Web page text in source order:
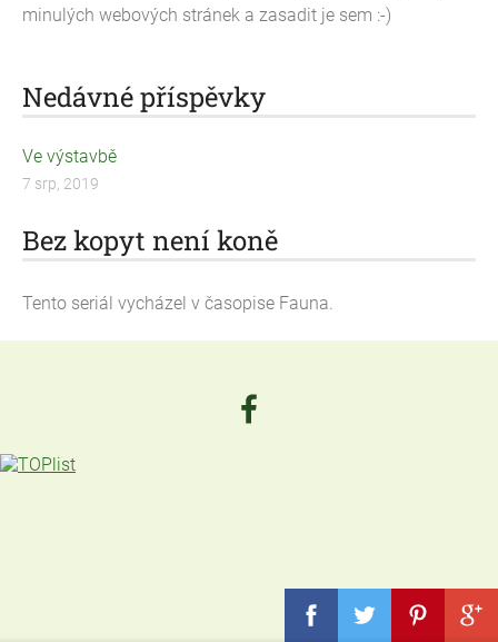
Nedávné příspěvky
Ve výstavbě
7 srp, 2019
Bez kopyt není koně
Tento seriál vycházel v časopise Fauna.
minulých webových stránek a zasadit je sem :-)